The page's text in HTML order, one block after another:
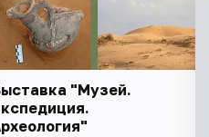
"Музей.